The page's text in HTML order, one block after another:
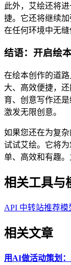
此外，艾绘还将
捷。它还将继续
在任何环境中无缝
结语：开启绘
在绘本创作的道
大、高效便捷，
育、创意写作还
激发无限创意。
如果您还在为复
试试艾绘。它将
单、高效和有趣。
相关工具与
API 中转站推荐模
相关文章
用AI做活动策划